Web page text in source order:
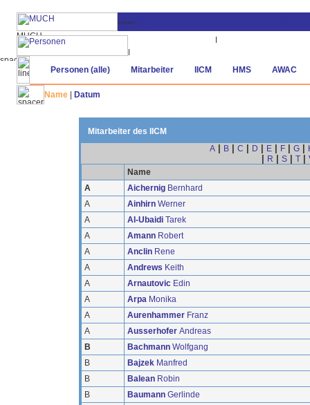
Personen (alle) Mitarbeiter IICM HMS AWAC
Name Datum
Mitarbeiter des IICM
A| B| C D E| F| G|
R S| T|
Name
A
Aichernig Bernhard
A
Ainhirn Werner
A
Al-Ubaidi Tarek
A
Amann Robert
A
Anclin Rene
A
Andrews Keith
A
Arnautovic Edin
A
Arpa Monika
A
Aurenhammer Franz
A
Ausserhofer Andreas
B
Bachmann Wolfgang
B
Bajzek Manfred
B
Balean Robin
B
Baumann Gerlinde